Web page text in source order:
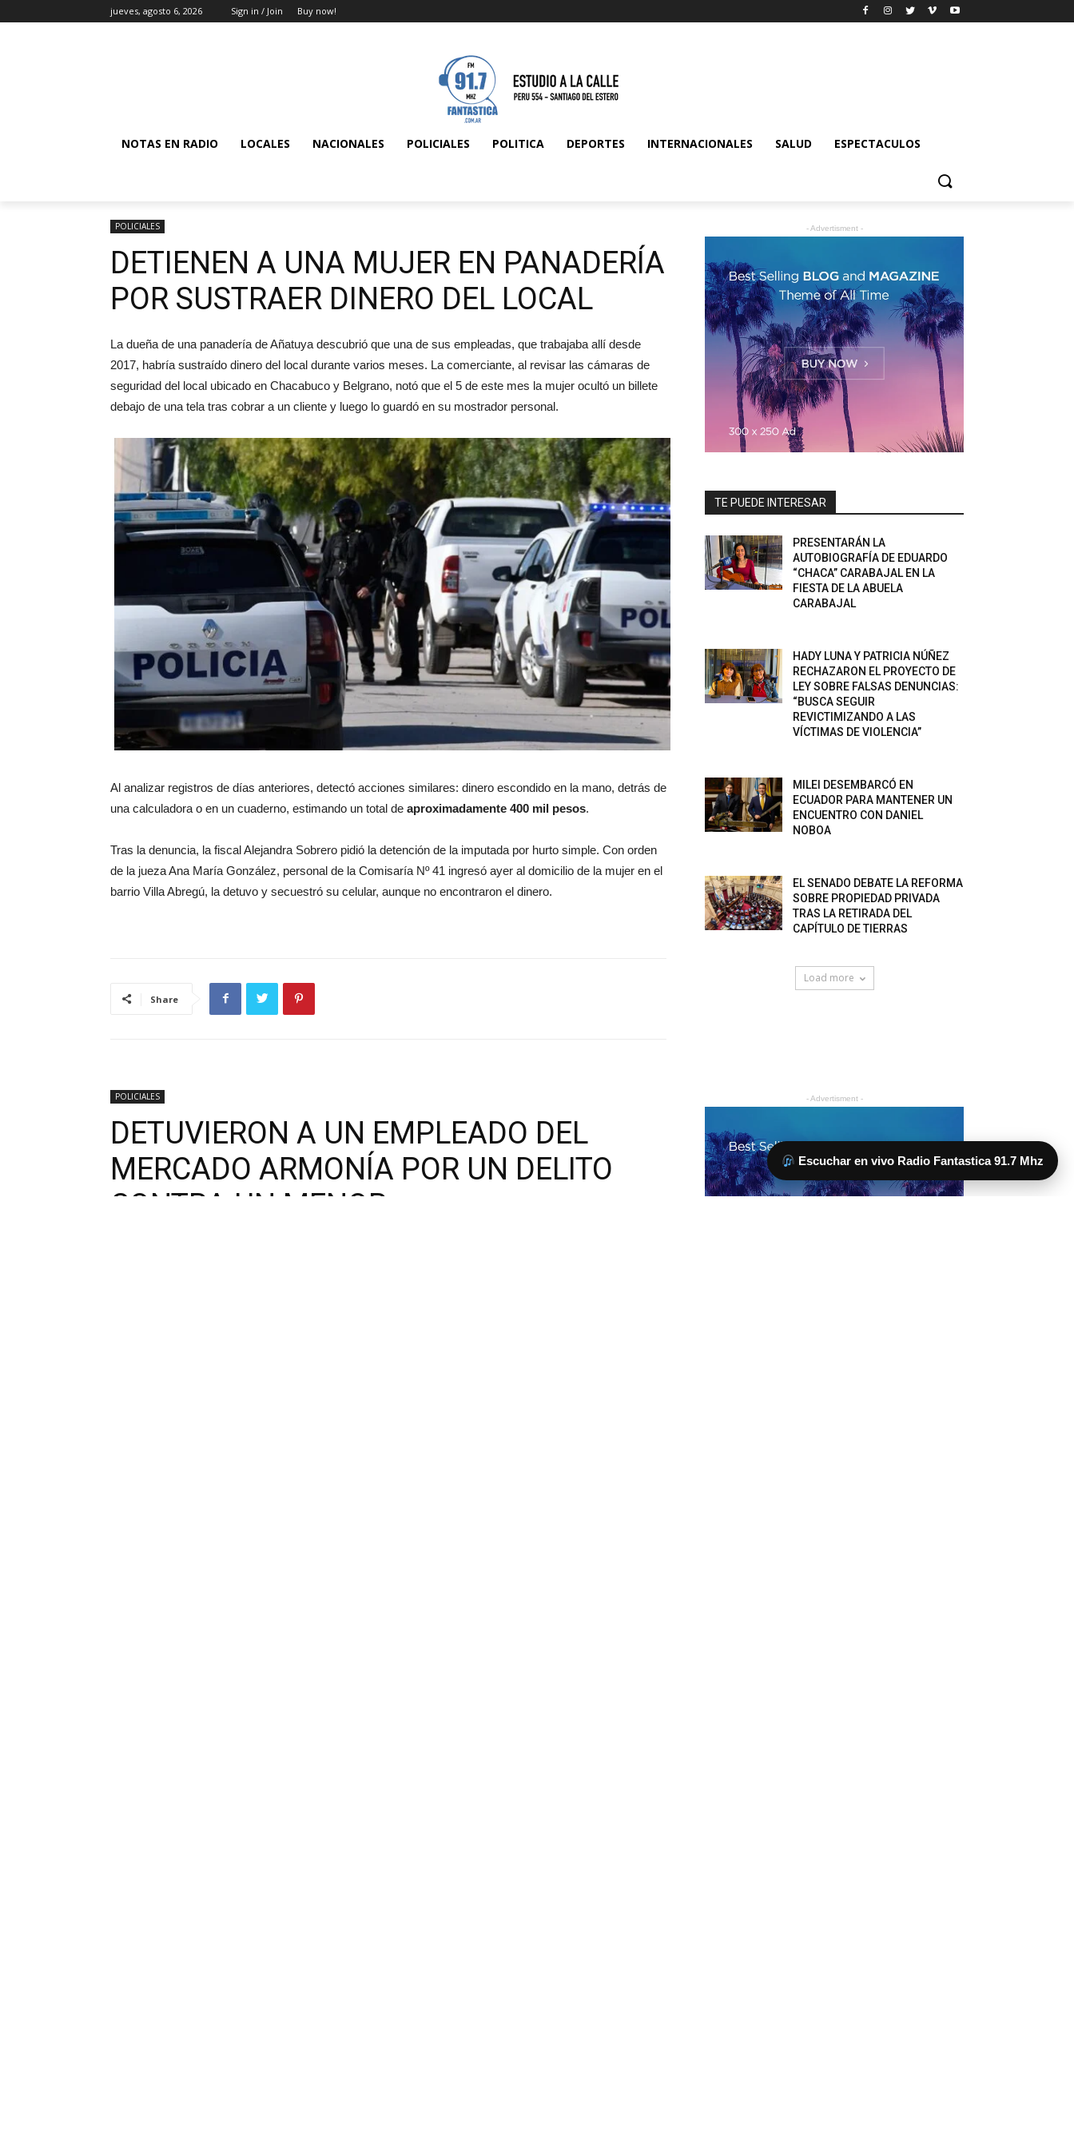
Escuchar en vivo Radio Fantastica 91.7 Mhz
jueves, agosto 6, 2026 Sign in / Join Buy now!
NOTAS EN RADIO LOCALES NACIONALES POLICIALES POLITICA DEPORTES INTERNACIONALES SALUD ESPECTACULOS
POLICIALES
DETIENEN A UNA MUJER EN PANADERÍA
POR SUSTRAER DINERO DEL LOCAL
La dueña de una panadería de Añatuya descubrió que una de sus empleadas, que trabajaba allí desde
2017, habría sustraído dinero del local durante varios meses. La comerciante, al revisar las cámaras de
seguridad del local ubicado en Chacabuco y Belgrano, notó que el 5 de este mes la mujer ocultó un billete
debajo de una tela tras cobrar a un cliente y luego lo guardó en su mostrador personal.
Al analizar registros de días anteriores, detectó acciones similares: dinero escondido en la mano, detrás de
una calculadora o en un cuaderno, estimando un total de aproximadamente 400 mil pesos.
Tras la denuncia, la fiscal Alejandra Sobrero pidió la detención de la imputada por hurto simple. Con orden
de la jueza Ana María González, personal de la Comisaría Nº 41 ingresó ayer al domicilio de la mujer en el
barrio Villa Abregú, la detuvo y secuestró su celular, aunque no encontraron el dinero.
Share
- Advertisment -
TE PUEDE INTERESAR
PRESENTARÁN LA
AUTOBIOGRAFÍA DE EDUARDO
“CHACA” CARABAJAL EN LA
FIESTA DE LA ABUELA
CARABAJAL
HADY LUNA Y PATRICIA NÚÑEZ
RECHAZARON EL PROYECTO DE
LEY SOBRE FALSAS DENUNCIAS:
“BUSCA SEGUIR
REVICTIMIZANDO A LAS
VÍCTIMAS DE VIOLENCIA”
MILEI DESEMBARCÓ EN
ECUADOR PARA MANTENER UN
ENCUENTRO CON DANIEL
NOBOA
EL SENADO DEBATE LA REFORMA
SOBRE PROPIEDAD PRIVADA
TRAS LA RETIRADA DEL
CAPÍTULO DE TIERRAS
Load more